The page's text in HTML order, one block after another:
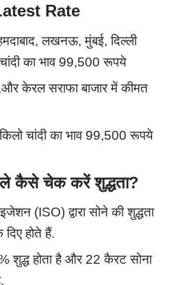
Rate
लखनऊ, मुंबई, दिल्ली
का भाव 99,500 रूपये
केरल सराफा बाजार में कीमत
चांदी का भाव 99,500 रूपये
कैसे चेक करें शुद्धता?
(ISO) द्वारा सोने की शुद्धता
दिए होते हैं.
शुद्ध होता है और 22 कैरट सोना